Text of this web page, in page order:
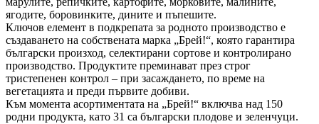
ягодите, боровинките, дините и пъпешите.
Ключов елемент в подкрепата за родното производство е
създаването на собствената марка „Брей!“, която гарантира
български произход, селектирани сортове и контролирано
производство. Продуктите преминават през строг
тристепенен контрол – при засаждането, по време на
вегетацията и преди първите добиви.
Към момента асортиментата на „Брей!“ включва над 150
родни продукта, като 31 са български плодове и зеленчуци.